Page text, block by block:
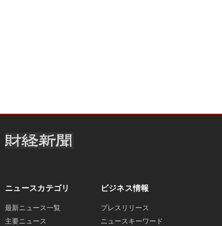
ニュースカテゴリ
最新ニュース一覧
主要ニュース
ビジネス情報
プレスリリース
ニュースキーワード